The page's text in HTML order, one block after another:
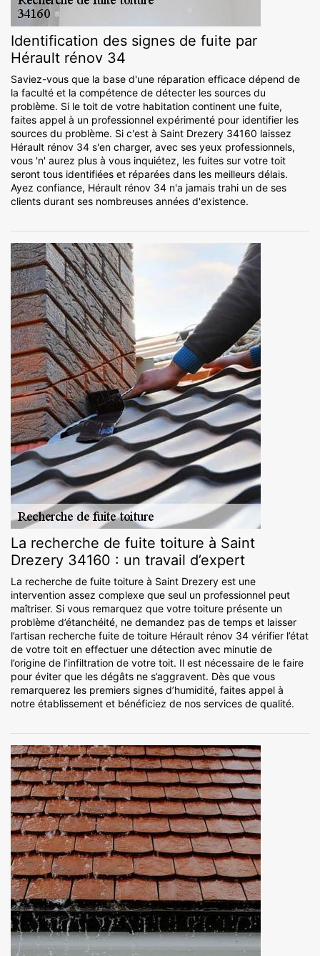
Identification des signes de fuite par
Hérault rénov 34
Saviez-vous que la base d'une réparation efficace dépend de
la faculté et la compétence de détecter les sources du
problème. Si le toit de votre habitation continent une fuite,
faites appel à un professionnel expérimenté pour identifier les
sources du problème. Si c'est à Saint Drezery 34160 laissez
Hérault rénov 34 s'en charger, avec ses yeux professionnels,
vous 'n' aurez plus à vous inquiétez, les fuites sur votre toit
seront tous identifiées et réparées dans les meilleurs délais.
Ayez confiance, Hérault rénov 34 n'a jamais trahi un de ses
clients durant ses nombreuses années d'existence.
La recherche de fuite toiture à Saint
Drezery 34160 : un travail d’expert
La recherche de fuite toiture à Saint Drezery est une
intervention assez complexe que seul un professionnel peut
maîtriser. Si vous remarquez que votre toiture présente un
problème d’étanchéité, ne demandez pas de temps et laisser
l’artisan recherche fuite de toiture Hérault rénov 34 vérifier l’état
de votre toit en effectuer une détection avec minutie de
l’origine de l’infiltration de votre toit. Il est nécessaire de le faire
pour éviter que les dégâts ne s’aggravent. Dès que vous
remarquerez les premiers signes d’humidité, faites appel à
notre établissement et bénéficiez de nos services de qualité.